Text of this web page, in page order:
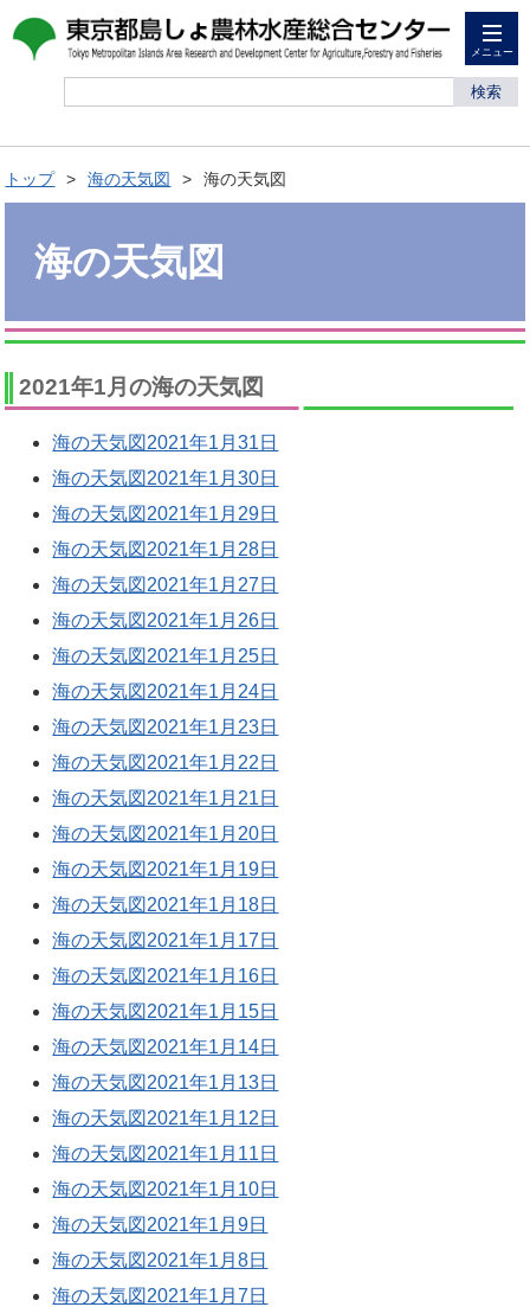
メニュー
検索
トップ 海の天気図 海の天気図
海の天気図
2021年1月の海の天気図
海の天気図2021年1月31日
海の天気図2021年1月30日
海の天気図2021年1月29日
海の天気図2021年1月28日
海の天気図2021年1月27日
海の天気図2021年1月26日
海の天気図2021年1月25日
海の天気図2021年1月24日
海の天気図2021年1月23日
海の天気図2021年1月22日
海の天気図2021年1月21日
海の天気図2021年1月20日
海の天気図2021年1月19日
海の天気図2021年1月18日
海の天気図2021年1月17日
海の天気図2021年1月16日
海の天気図2021年1月15日
海の天気図2021年1月14日
海の天気図2021年1月13日
海の天気図2021年1月12日
海の天気図2021年1月11日
海の天気図2021年1月10日
海の天気図2021年1月9日
海の天気図2021年1月8日
海の天気図2021年1月7日